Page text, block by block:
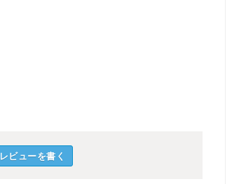
レビューを書く